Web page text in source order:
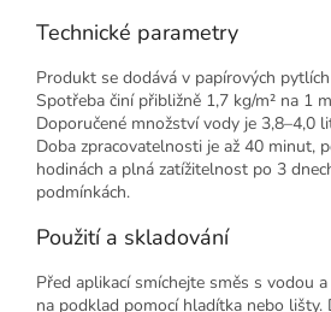
Technické parametry
Produkt se dodává v papírových
Spotřeba činí přibližně 1,7 kg/m² na 1
Doporučené množství vody je 3,8–4,0
Doba zpracovatelnosti je až 40 minut,
hodinách a plná zatížitelnost po 3
podmínkách.
Použití a skladování
Před aplikací smíchejte směs s vodou
na podklad pomocí hladítka nebo lišty.